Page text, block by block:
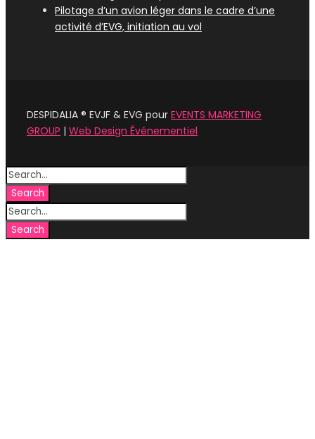
Pilotage d’un avion léger dans le cadre d’une
activité d’EVG, initiation au vol
DESPIDALIA ® EVJF & EVG pour EVENTS MARKETING
GROUP | Web Design Événementiel